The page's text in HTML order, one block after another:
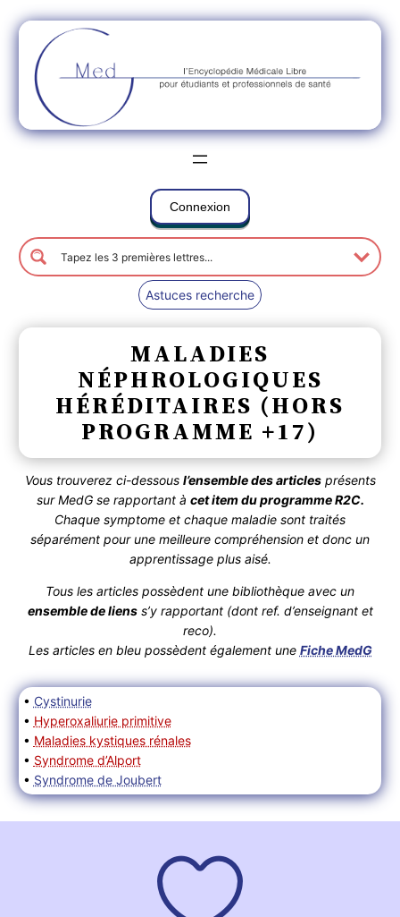
Connexion
Astuces recherche
MALADIES
NÉPHROLOGIQUES
HÉRÉDITAIRES (HORS
PROGRAMME +17)
Vous trouverez ci-dessous l’ensemble des articlesprésents
sur MedG se rapportant à cet item du programme R2C.
Chaque symptome et chaque maladie sont traités
séparément pour une meilleure compréhension et donc un
apprentissage plus aisé.
Tous les articles possèdent une bibliothèque avec un
ensemble de lienss’y rapportant (dont ref. d’enseignant et
reco).
Les articles en bleu possèdent également une Fiche MedG
• Cystinurie
• Hyperoxaliurie primitive
• Maladies kystiques rénales
• Syndrome d’Alport
• Syndrome de Joubert